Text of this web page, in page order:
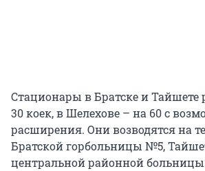
Стационары в Братске и Тайшете
30 коек, в Шелехове – на 60 с
расширения. Они возводятся на
Братской горбольницы №5,
центральной районной